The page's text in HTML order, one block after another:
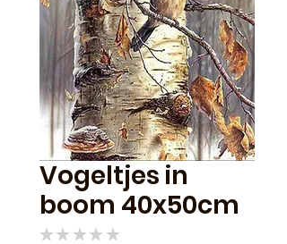
Vogeltjes in
boom 40x50cm
★ ★ ★ ★ ★